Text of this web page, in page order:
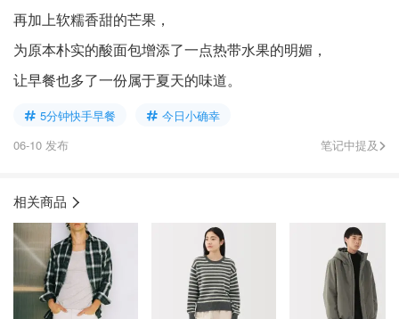
再加上软糯香甜的芒果，
为原本朴实的酸面包增添了一点热带水果的明媚，
让早餐也多了一份属于夏天的味道。
5分钟快手早餐
今日小确幸
06-10 发布
笔记中提及
相关商品